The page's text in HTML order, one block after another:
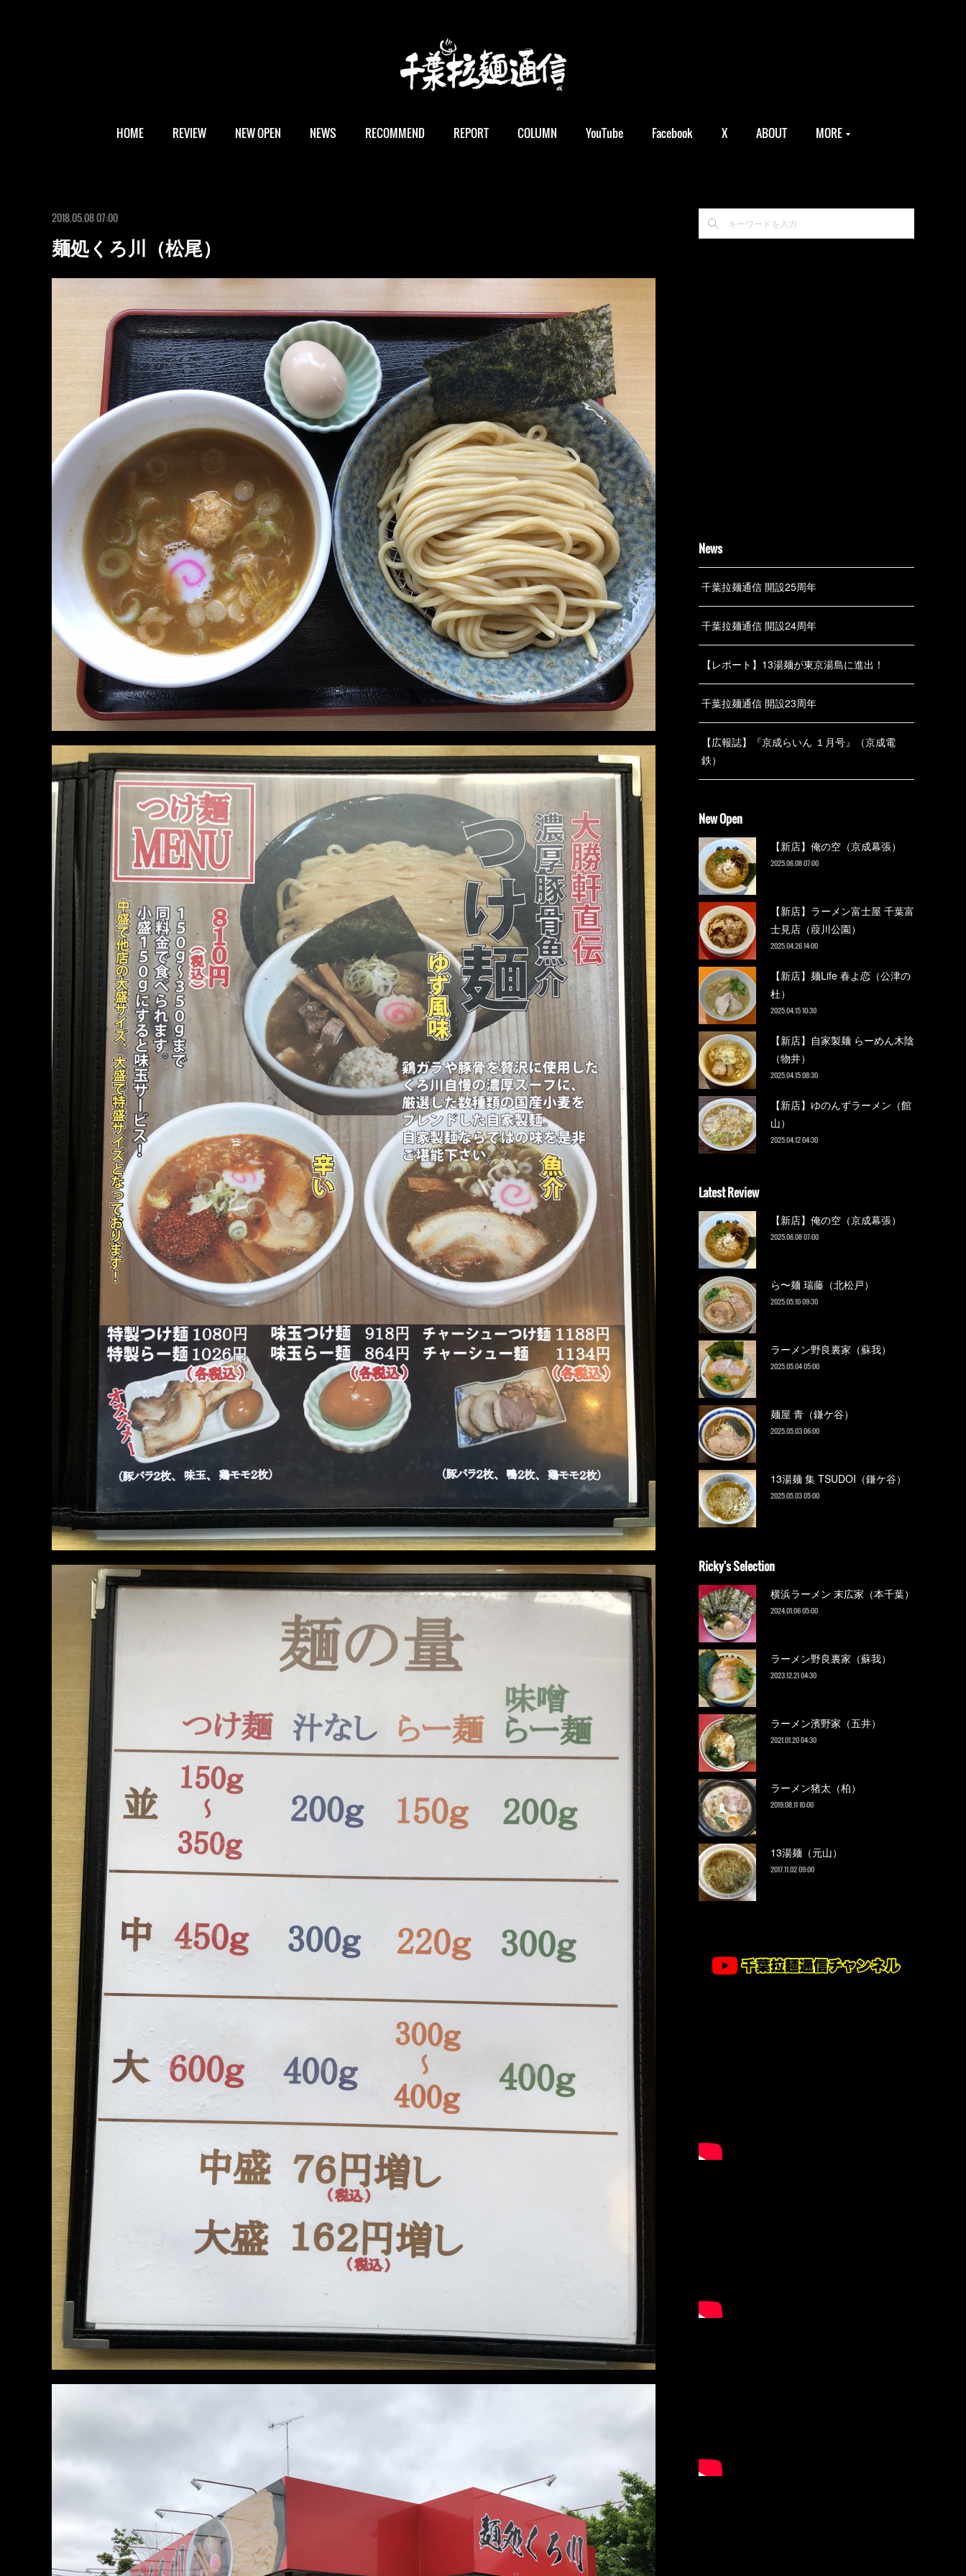
HOME REVIEW NEW OPEN NEWS RECOMMEND REPORT COLUMN YouTube Facebook X ABOUT MORE
2018.05.08 07:00
麺処くろ川（松尾）
News
千葉拉麺通信 開設25周年
千葉拉麺通信 開設24周年
【レポート】13湯麺が東京湯島に進出！
千葉拉麺通信 開設23周年
【広報誌】『京成らいん １月号』（京成電
鉄）
New Open
【新店】俺の空（京成幕張）
2025.06.08 07:00
【新店】ラーメン富士屋 千葉富
士見店（葭川公園）
2025.04.26 14:00
【新店】麺Life 春よ恋（公津の
杜）
2025.04.15 10:30
【新店】自家製麺 らーめん木陰
（物井）
2025.04.15 08:30
【新店】ゆのんずラーメン（館
山）
2025.04.12 04:30
Latest Review
【新店】俺の空（京成幕張）
2025.06.08 07:00
ら〜麺 瑞藤（北松戸）
2025.05.10 09:30
ラーメン野良裏家（蘇我）
2025.05.04 05:00
麺屋 青（鎌ケ谷）
2025.05.03 06:00
13湯麺 集 TSUDOI（鎌ケ谷）
2025.05.03 05:00
Ricky's Selection
横浜ラーメン 末広家（本千葉）
2024.01.06 05:00
ラーメン野良裏家（蘇我）
2023.12.21 04:30
ラーメン濱野家（五井）
2021.01.20 04:30
ラーメン猪太（柏）
2019.08.11 10:00
13湯麺（元山）
2017.11.02 09:00